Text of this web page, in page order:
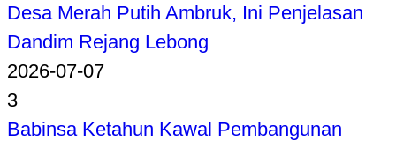
Desa Merah Putih Ambruk, Ini Penjelasan
Dandim Rejang Lebong
2026-07-07
3
Babinsa Ketahun Kawal Pembangunan